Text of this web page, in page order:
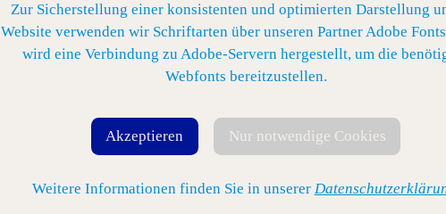
Zur Sicherstellung einer konsistenten und optimierten Darstellung
Website verwenden wir Schriftarten über unseren Partner Adobe
wird eine Verbindung zu Adobe-Servern hergestellt, um die
Webfonts bereitzustellen.
Akzeptieren Nur notwendige Cookies
Weitere Informationen finden Sie in unserer